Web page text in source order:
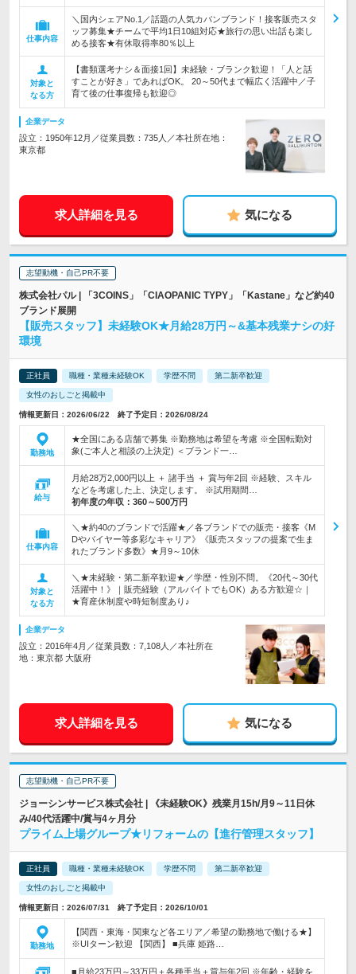
仕事内容
＼国内シェアNo.1／話題の人気カバンブランド！接客販売スタ
ッフ募集★チームで平均1日10組対応★旅行の思い出話も楽し
める接客★有休取得率80％以上
対象と
なる方
【書類選考ナシ＆面接1回】未経験・ブランク歓迎！「人と話
すことが好き」であればOK。 20～50代まで幅広く活躍中／子
育て後の仕事復帰も歓迎◎
企業データ
設立：1950年12月／従業員数：735人／本社所在地：
東京都
求人詳細を見る 気になる
志望動機・自己PR不要
株式会社パル | 「3COINS」「CIAOPANIC TYPY」「Kastane」など約40
ブランド展開
【販売スタッフ】未経験OK★月給28万円～&基本残業ナシの好
環境
正社員 職種・業種未経験OK 学歴不問 第二新卒歓迎
女性のおしごと掲載中
情報更新日：2026/06/22 終了予定日：2026/08/24
勤務地
★全国にある店舗で募集 ※勤務地は希望を考慮 ※全国転勤対
象(ご本人と相談の上決定) ＜ブランド一…
給与
月給28万2,000円以上 ＋ 諸手当 ＋ 賞与年2回 ※経験、スキル
などを考慮した上、決定します。 ※試用期間…
初年度の年収： 360～500万円
仕事内容
＼★約40のブランドで活躍★／各ブランドでの販売・接客《M
Dやバイヤー等多彩なキャリア》《販売スタッフの提案で生ま
れたブランド多数》★月9～10休
対象と
なる方
＼★未経験・第二新卒歓迎★／学歴・性別不問。《20代～30代
活躍中！》｜販売経験（アルバイトでもOK）ある方歓迎☆｜
★育産休制度や時短制度あり♪
企業データ
設立：2016年4月／従業員数：7,108人／本社所在
地：東京都 大阪府
求人詳細を見る 気になる
志望動機・自己PR不要
ジョーシンサービス株式会社 | 《未経験OK》残業月15h/月9～11日休
み/40代活躍中/賞与4ヶ月分
プライム上場グループ★リフォームの【進行管理スタッフ】
正社員 職種・業種未経験OK 学歴不問 第二新卒歓迎
女性のおしごと掲載中
情報更新日：2026/07/31 終了予定日：2026/10/01
勤務地
【関西・東海・関東など各エリア／希望の勤務地で働ける★】
※UIターン歓迎 【関西】 ■兵庫 姫路…
■月給23万円～33万円＋各種手当＋賞与年2回 ※年齢・経験を